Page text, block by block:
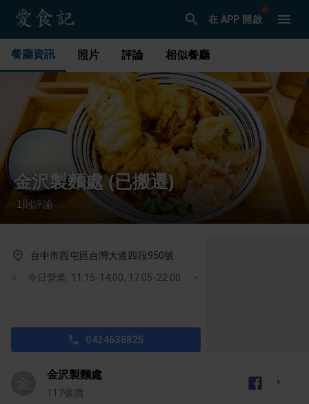
在 APP 開啟
餐廳資訊 照片 評論 相似餐廳
金沢製麵處 (已搬遷)
·1 則評論
台中市西屯區台灣大道四段950號
今日營業: 11:15-14:00, 17:05-22:00
0424638825
金沢製麵處
117個讚